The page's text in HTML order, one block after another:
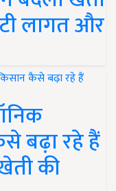
लागत और
बढ़ा रहे हैं
की